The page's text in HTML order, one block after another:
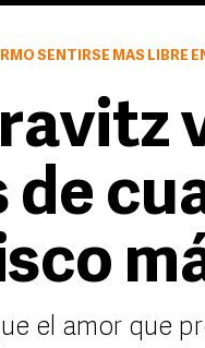
LIBRE EN SU OCTAVO DISCO DESPUÉS DE RESOLVER LAS
de
el amor que